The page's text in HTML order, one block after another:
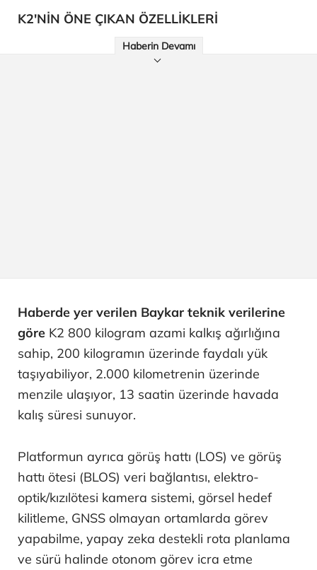
K2'NİN ÖNE ÇIKAN ÖZELLİKLERİ
Haberin Devamı
Haberde yer verilen Baykar teknik verilerine
göre K2 800 kilogram azami kalkış ağırlığına
sahip, 200 kilogramın üzerinde faydalı yük
taşıyabiliyor, 2.000 kilometrenin üzerinde
menzile ulaşıyor, 13 saatin üzerinde havada
kalış süresi sunuyor.
Platformun ayrıca görüş hattı (LOS) ve görüş
hattı ötesi (BLOS) veri bağlantısı, elektro-
optik/kızılötesi kamera sistemi, görsel hedef
kilitleme, GNSS olmayan ortamlarda görev
yapabilme, yapay zeka destekli rota planlama
ve sürü halinde otonom görev icra etme